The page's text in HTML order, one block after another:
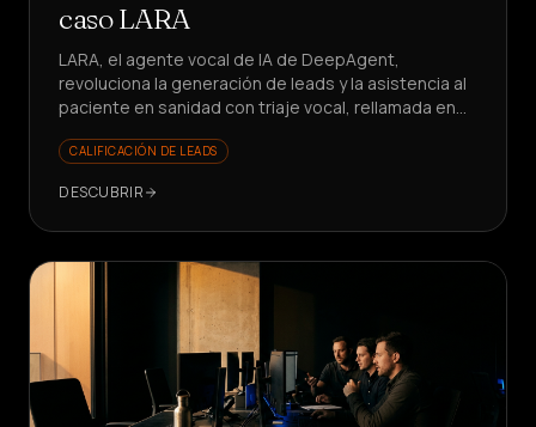
caso LARA
LARA, el agente vocal de IA de DeepAgent,
revoluciona la generación de leads y la asistencia al
paciente en sanidad con triaje vocal, rellamada en
CALIFICACIÓN DE LEADS
DESCUBRIR